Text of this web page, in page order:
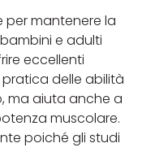
mantenere la
e adulti
eccellenti
delle abilità
ma aiuta anche a
muscolare.
poiché gli studi